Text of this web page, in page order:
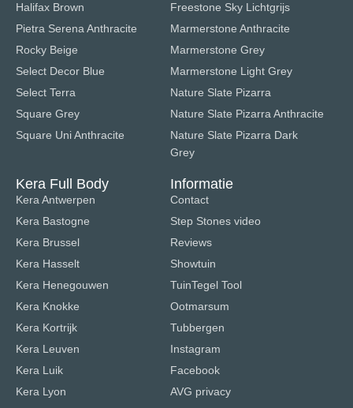
Halifax Brown
Pietra Serena Anthracite
Rocky Beige
Select Decor Blue
Select Terra
Square Grey
Square Uni Anthracite
Freestone Sky Lichtgrijs
Marmerstone Anthracite
Marmerstone Grey
Marmerstone Light Grey
Nature Slate Pizarra
Nature Slate Pizarra Anthracite
Nature Slate Pizarra Dark
Grey
Kera Full Body
Kera Antwerpen
Kera Bastogne
Kera Brussel
Kera Hasselt
Kera Henegouwen
Kera Knokke
Kera Kortrijk
Kera Leuven
Kera Luik
Kera Lyon
Informatie
Contact
Step Stones video
Reviews
Showtuin
TuinTegel Tool
Ootmarsum
Tubbergen
Instagram
Facebook
AVG privacy